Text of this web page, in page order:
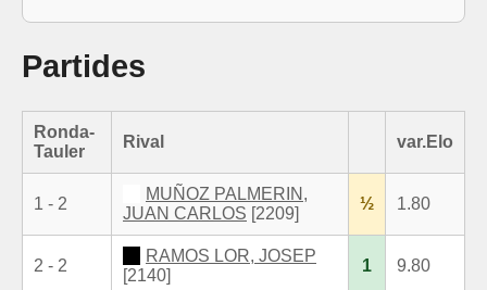
Partides
Ronda-
Tauler
Rival var.Elo
1 - 2
MUÑOZ PALMERIN,
JUAN CARLOS [2209]
½ 1.80
2 - 2
RAMOS LOR, JOSEP
[2140]
1 9.80